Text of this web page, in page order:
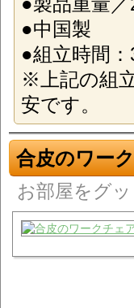
●中国製
●組立時間：
※上記の組
安です。
合皮のワー
お部屋をグ